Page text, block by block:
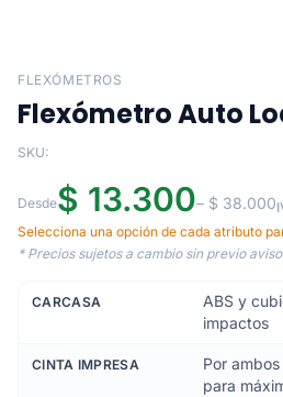
FLEXÓMETROS
Flexómetro Auto
SKU:
Desde$ 13.300– $ 38.000
Selecciona una opción de cada atributo
* Precios sujetos a cambio sin previo
CARCASA
ABS y
impactos
CINTA IMPRESA
Por
para